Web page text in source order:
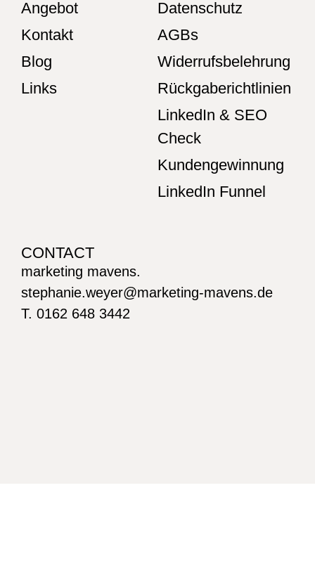
Angebot
Kontakt
Blog
Links
Datenschutz
AGBs
Widerrufsbelehrung
Rückgaberichtlinien
LinkedIn & SEO
Check
Kundengewinnung
LinkedIn Funnel
CONTACT
marketing mavens.
stephanie.weyer@marketing-mavens.de
T. 0162 648 3442